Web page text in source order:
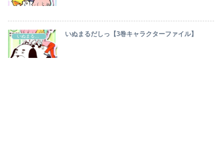
いぬまるだしっ いぬまるだしっ【3巻キャラクターファイル】